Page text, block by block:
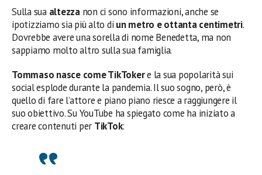
Sulla sua altezza non ci sono informazioni, anche se
ipotizziamo sia più alto di un metro e ottanta centimetri.
Dovrebbe avere una sorella di nome Benedetta, ma non
sappiamo molto altro sulla sua famiglia.
Tommaso nasce come TikTokere la sua popolarità sui
social esplode durante la pandemia. Il suo sogno, però, è
quello di fare l’attore e piano piano riesce a raggiungere il
suo obiettivo. Su YouTube ha spiegato come ha iniziato a
creare contenuti per TikTok: